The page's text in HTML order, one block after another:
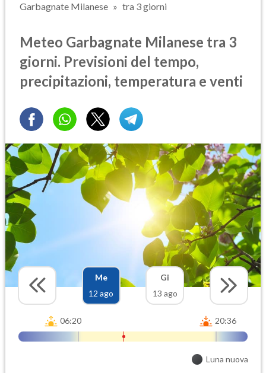
Garbagnate Milanese
tra 3 giorni
Meteo Garbagnate Milanese tra 3
giorni. Previsioni del tempo,
precipitazioni, temperatura e venti
Me
12 ago
Gi
13 ago
06:20 20:36
Luna nuova